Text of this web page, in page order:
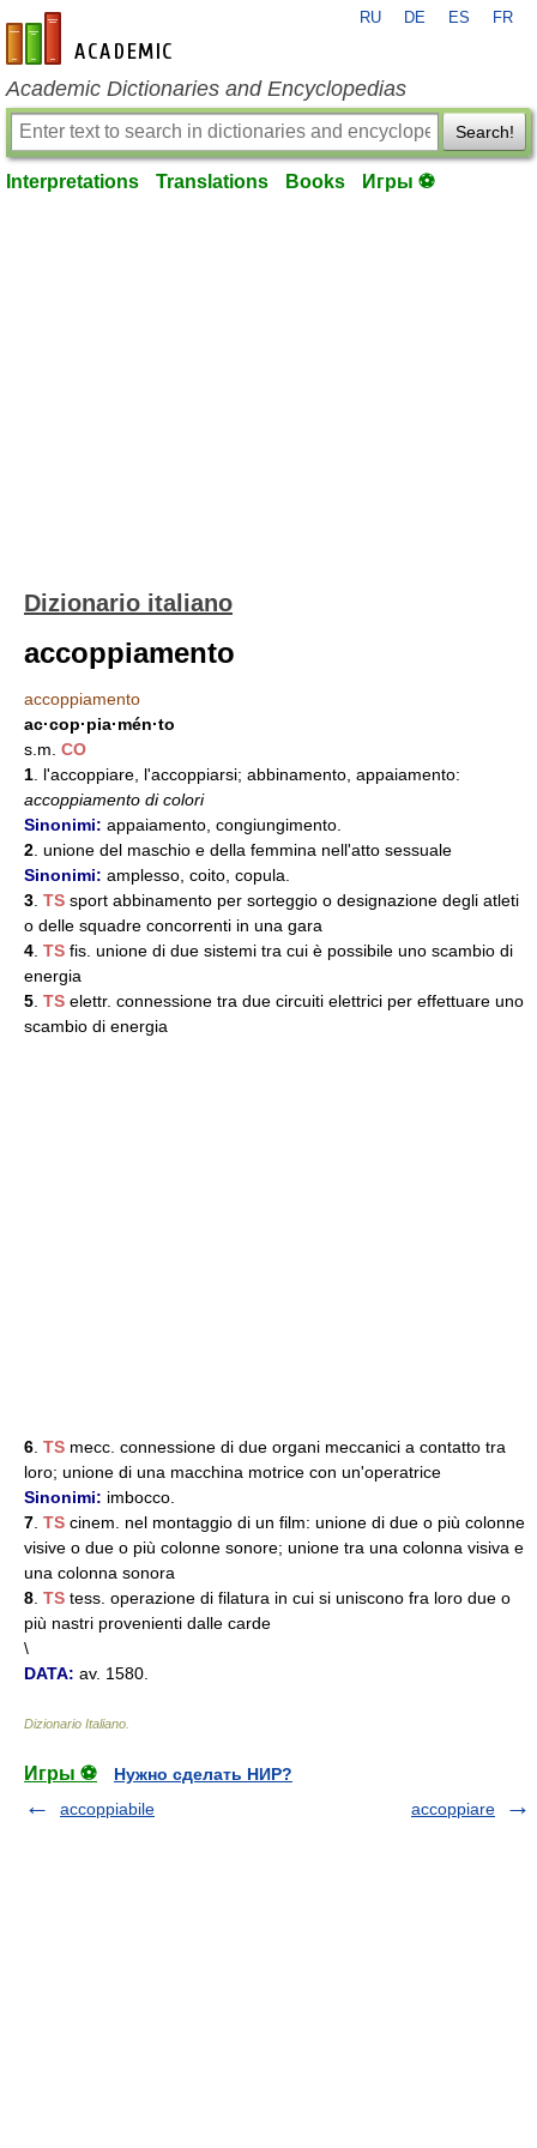
en-academic.com
RU DE ES FR
Academic Dictionaries and Encyclopedias
Search!
Interpretations Translations Books Игры ⚽
Dizionario italiano
accoppiamento
accoppiamento
ac·cop·pia·mén·to
s.m. CO
1 . l'accoppiare, l'accoppiarsi; abbinamento, appaiamento:
accoppiamento di colori
Sinonimi: appaiamento, congiungimento.
2 . unione del maschio e della femmina nell'atto sessuale
Sinonimi: amplesso, coito, copula.
3 TS sport abbinamento per sorteggio o designazione degli atleti
o delle squadre concorrenti in una gara
4 TS fis. unione di due sistemi tra cui è possibile uno scambio di
energia
5 TS elettr. connessione tra due circuiti elettrici per effettuare uno
scambio di energia
6 TS mecc. connessione di due organi meccanici a contatto tra
loro; unione di una macchina motrice con un'operatrice
Sinonimi: imbocco.
7 TS cinem. nel montaggio di un film: unione di due o più colonne
visive o due o più colonne sonore; unione tra una colonna visiva e
una colonna sonora
8 TS tess. operazione di filatura in cui si uniscono fra loro due o
più nastri provenienti dalle carde
\
DATA: av. 1580.
Dizionario Italiano
Игры ⚽
Нужно сделать НИР?
accoppiabile
accoppiare